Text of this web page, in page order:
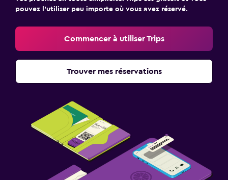
pouvez l’utiliser peu importe où vous avez réservé.
Commencer à utiliser Trips
Trouver mes réservations